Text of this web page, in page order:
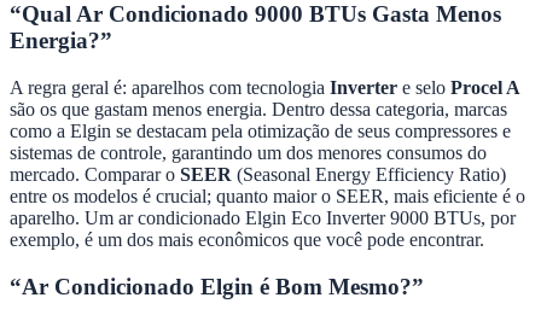
“Qual Ar Condicionado 9000 BTUs Gasta Menos
Energia?”
A regra geral é: aparelhos com tecnologia Inverter e selo Procel A
são os que gastam menos energia. Dentro dessa categoria, marcas
como a Elgin se destacam pela otimização de seus compressores e
sistemas de controle, garantindo um dos menores consumos do
mercado. Comparar o SEER (Seasonal Energy Efficiency Ratio)
entre os modelos é crucial; quanto maior o SEER, mais eficiente é o
aparelho. Um ar condicionado Elgin Eco Inverter 9000 BTUs, por
exemplo, é um dos mais econômicos que você pode encontrar.
“Ar Condicionado Elgin é Bom Mesmo?”